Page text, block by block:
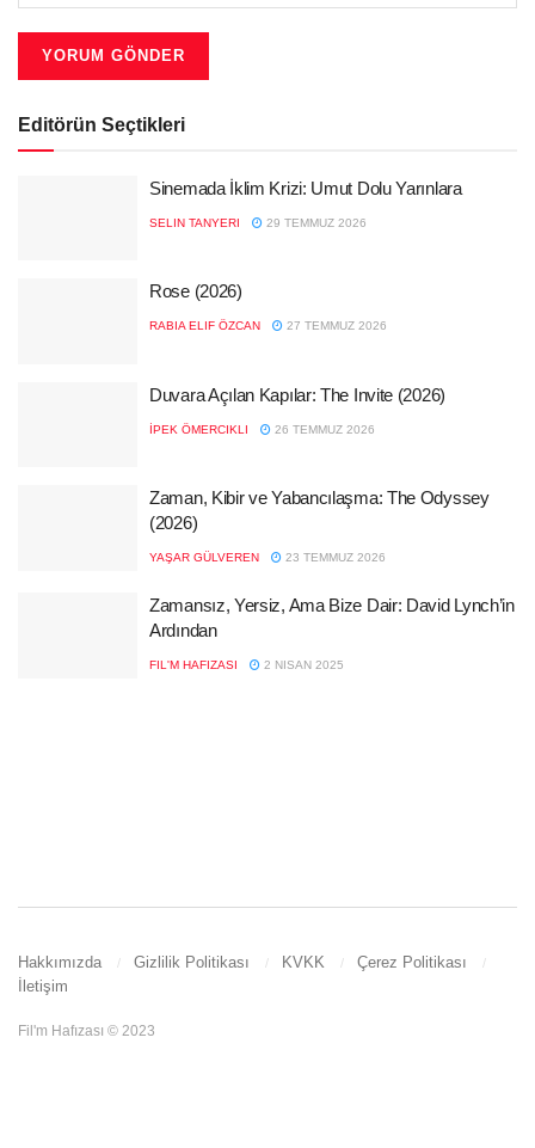
Editörün Seçtikleri
Sinemada İklim Krizi: Umut Dolu Yarınlara
SELIN TANYERI 29 TEMMUZ 2026
Rose (2026)
RABIA ELIF ÖZCAN 27 TEMMUZ 2026
Duvara Açılan Kapılar: The Invite (2026)
İPEK ÖMERCIKLI 26 TEMMUZ 2026
Zaman, Kibir ve Yabancılaşma: The Odyssey
(2026)
YAŞAR GÜLVEREN 23 TEMMUZ 2026
Zamansız, Yersiz, Ama Bize Dair: David Lynch’in
Ardından
FIL'M HAFIZASI 2 NISAN 2025
Hakkımızda Gizlilik Politikası KVKK
Çerez Politikası
İletişim
Fil'm Hafızası © 2023